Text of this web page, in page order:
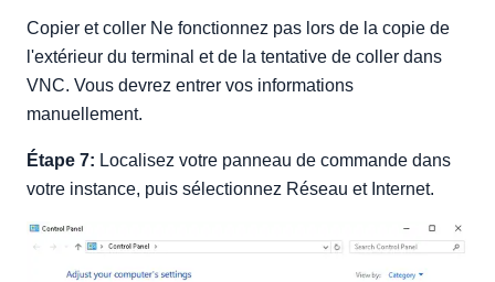
Copier et coller Ne fonctionnez pas lors de la copie de
l'extérieur du terminal et de la tentative de coller dans
VNC. Vous devrez entrer vos informations
manuellement.
Étape 7: Localisez votre panneau de commande dans
votre instance, puis sélectionnez Réseau et Internet.